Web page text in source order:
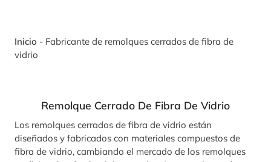
Inicio - Fabricante de remolques cerrados de fibra de
vidrio
Remolque Cerrado De Fibra De Vidrio
Los remolques cerrados de fibra de vidrio están
diseñados y fabricados con materiales compuestos de
fibra de vidrio, cambiando el mercado de los remolques